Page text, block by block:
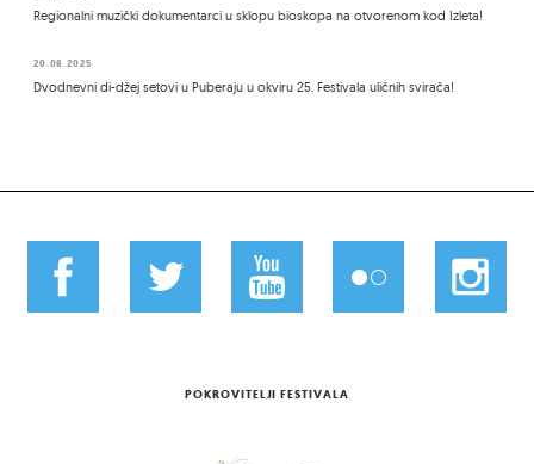
Regionalni muzički dokumentarci u sklopu bioskopa na otvorenom kod Izleta!
20.08.2025
Dvodnevni di-džej setovi u Puberaju u okviru 25. Festivala uličnih svirača!
POKROVITELJI FESTIVALA